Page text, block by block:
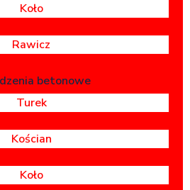
Koło
Rawicz
betonowe
Turek
Kościan
Koło